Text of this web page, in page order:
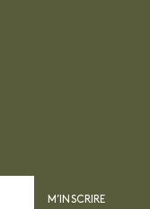
M’INSCRIRE